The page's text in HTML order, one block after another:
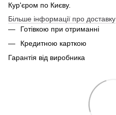
Кур'єром по Києву.
Більше інформації про доставку
Готівкою при отриманні
Кредитною карткою
Гарантія від виробника